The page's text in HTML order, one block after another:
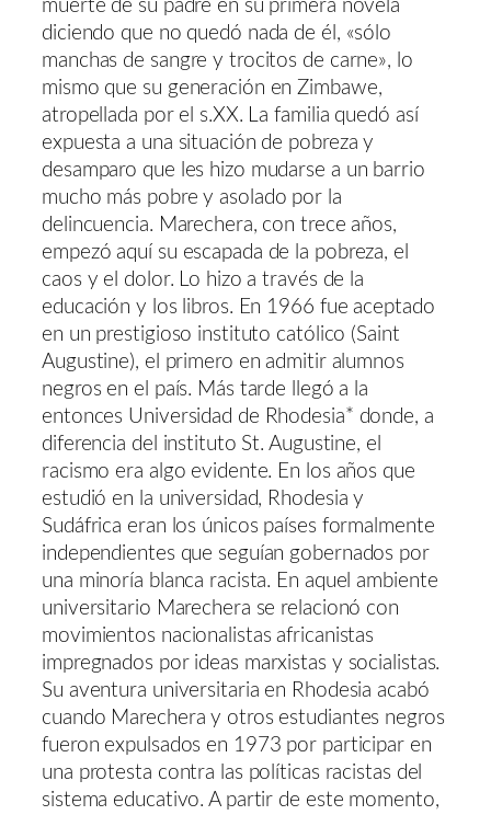
muerte de su padre en su primera novela
diciendo que no quedó nada de él, «sólo
manchas de sangre y trocitos de carne», lo
mismo que su generación en Zimbawe,
atropellada por el s.XX. La familia quedó así
expuesta a una situación de pobreza y
desamparo que les hizo mudarse a un barrio
mucho más pobre y asolado por la
delincuencia. Marechera, con trece años,
empezó aquí su escapada de la pobreza, el
caos y el dolor. Lo hizo a través de la
educación y los libros. En 1966 fue aceptado
en un prestigioso instituto católico (Saint
Augustine), el primero en admitir alumnos
negros en el país. Más tarde llegó a la
entonces Universidad de Rhodesia* donde, a
diferencia del instituto St. Augustine, el
racismo era algo evidente. En los años que
estudió en la universidad, Rhodesia y
Sudáfrica eran los únicos países formalmente
independientes que seguían gobernados por
una minoría blanca racista. En aquel ambiente
universitario Marechera se relacionó con
movimientos nacionalistas africanistas
impregnados por ideas marxistas y socialistas.
Su aventura universitaria en Rhodesia acabó
cuando Marechera y otros estudiantes negros
fueron expulsados en 1973 por participar en
una protesta contra las políticas racistas del
sistema educativo. A partir de este momento,